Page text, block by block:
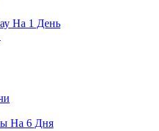
На 1 День
На 6 Дня